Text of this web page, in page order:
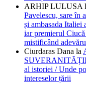
ARHIP LULUSA
Pavelescu, sare în
și ambasada Italiei
iar premierul
mistificând
Ciurdaras Dana la
SUVERANITĂȚII:
al istoriei / Unde
intereselor țării